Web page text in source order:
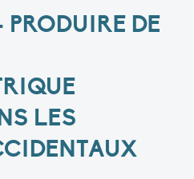
DE
LES